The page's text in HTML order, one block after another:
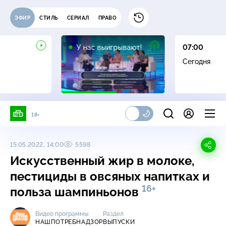
ЭФИР СТИЛЬ СЕРИАЛ ПРАВО
У нас выигрывают!
12+
07:00
Сегодня
18+
15.05.2022, 14:00 5598
Искусственный жир в молоке,
пестициды в овсяных напитках и
польза шампиньонов 16+
Видео программы
НАШПОТРЕБНАДЗОР
Раздел
ВЫПУСКИ